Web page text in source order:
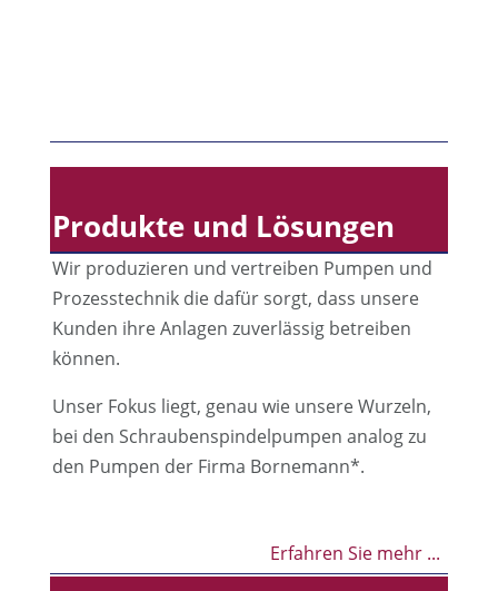
Produkte und Lösungen
Wir produzieren und vertreiben Pumpen und
Prozesstechnik die dafür sorgt, dass unsere
Kunden ihre Anlagen zuverlässig betreiben
können.
Unser Fokus liegt, genau wie unsere Wurzeln,
bei den Schraubenspindelpumpen analog zu
den Pumpen der Firma Bornemann*.
Erfahren Sie mehr ...